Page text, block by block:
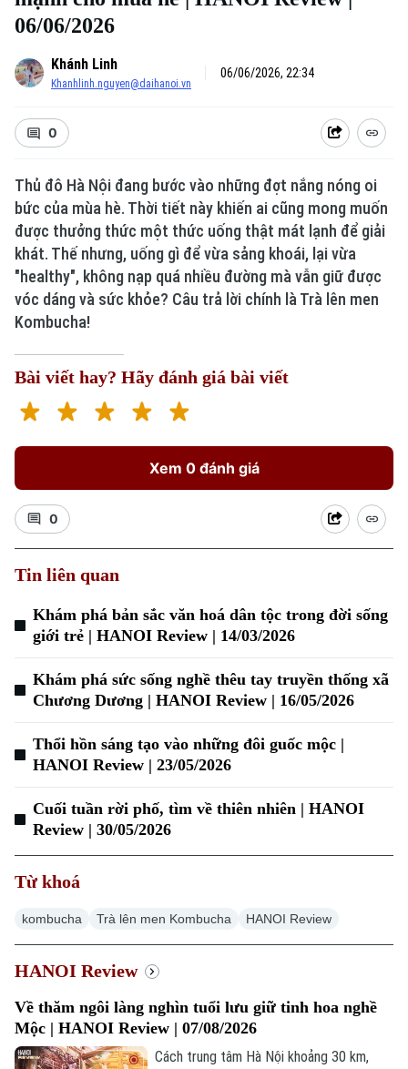
Xu hướng
06/06/2026
Khánh Linh
Khanhlinh.nguyen@daihanoi.vn
06/06/2026, 22:34
0
Thủ đô Hà Nội đang bước vào những đợt nắng nóng oi
bức của mùa hè. Thời tiết này khiến ai cũng mong muốn
được thưởng thức một thức uống thật mát lạnh để giải
khát. Thế nhưng, uống gì để vừa sảng khoái, lại vừa
"healthy", không nạp quá nhiều đường mà vẫn giữ được
vóc dáng và sức khỏe? Câu trả lời chính là Trà lên men
Kombucha!
Bài viết hay? Hãy đánh giá bài viết
Xem 0 đánh giá
0
Tin liên quan
Khám phá bản sắc văn hoá dân tộc trong đời sống
giới trẻ | HANOI Review | 14/03/2026
Khám phá sức sống nghề thêu tay truyền thống xã
Chương Dương | HANOI Review | 16/05/2026
Thổi hồn sáng tạo vào những đôi guốc mộc |
HANOI Review | 23/05/2026
Cuối tuần rời phố, tìm về thiên nhiên | HANOI
Review | 30/05/2026
Từ khoá
kombucha Trà lên men Kombucha HANOI Review
HANOI Review
Về thăm ngôi làng nghìn tuổi lưu giữ tinh hoa nghề
Mộc | HANOI Review | 07/08/2026
Cách trung tâm Hà Nội khoảng 30 km,